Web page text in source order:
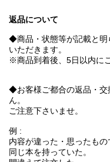
返品について
◆商品・状態等が記載と明
いただきます。
※商品到着後、5日以内に
◆お客様ご都合の返品・交
ん。
ご注意下さいませ。
例 :
内容が違った・思ったもの
同じ本を持っていた。